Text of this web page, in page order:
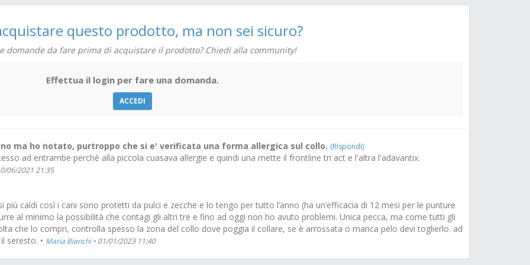
neurologici come tremori.
Se dovessero manifestarsi reazioni avverse gravi o altre reazioni non menzionate in questo foglietto illustrativo,
si prega di informarne il veterinario.
Utilizzare 1 collare per soggetto.
Il collare deve essere preferibilmente applicato 1 settimana prima che gli animali vengano introdotti in un
ambiente infestato, in quanto la piena attività viene raggiunta dopo 1 settimana.
Si raccomanda di trattare tutti i cani presenti nello stesso ambiente.
AVVERTENZE PER UNA CORRETTA SOMMINISTRAZIONE
Regolare il collare attorno al collo dell’animale senza stringerlo.
Tagliare la parte eccedente, lasciandone 5 cm dal fermaglio.
Conservare a temperatura inferiore a 25°C.
AVVERTENZE SPECIALI
In caso di irritazione locale marcata o di reazione allergica, rimuovere immediatamente il collare.
questo prodotto, ma non sei sicuro?
domande da fare prima di acquistare il prodotto? Chiedi alla community!
Effettua il login per fare una domanda.
ACCEDI
ma ho notato, purtroppo che si e' verificata una forma allergica sul collo. (Rispondi)
ad entrambe perchè alla piccola cuasava allergie e quindi una mette il frontline tri act e l'altra l'adavantix.
06/2021 21:35
caldi così i cani sono protetti da pulci e zecche e lo tengo per tutto l’anno (ha un’efficacia di 12 mesi per le punture
al minimo la possibilità che contagi gli altri tre e fino ad oggi non ho avuto problemi. Unica pecca, ma come tutti gli
che lo compri, controlla spesso la zona del collo dove poggia il collare, se è arrossata o manca pelo devi toglierlo. ad
seresto. • Maria Bianchi • 01/01/2023 11:40